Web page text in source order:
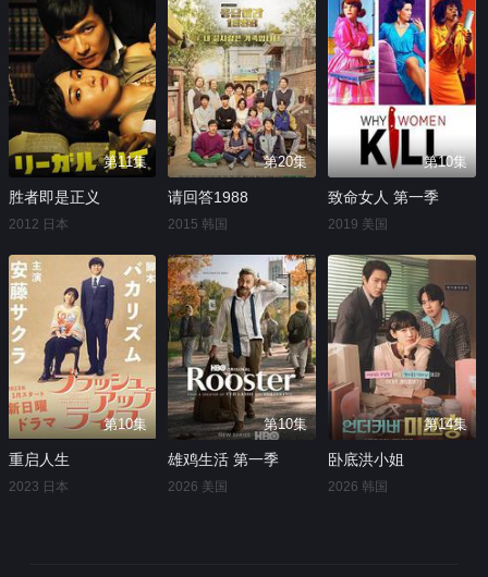
第11集
胜者即是正义
2012 日本
第20集
请回答1988
2015 韩国
第10集
致命女人 第一季
2019 美国
第10集
重启人生
2023 日本
第10集
雄鸡生活 第一季
2026 美国
第14集
卧底洪小姐
2026 韩国